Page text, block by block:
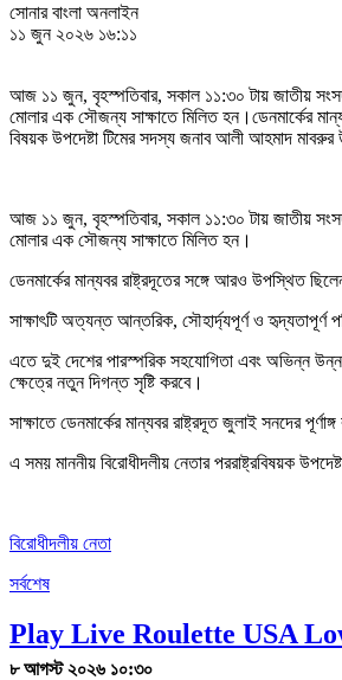
সোনার বাংলা অনলাইন
১১ জুন ২০২৬ ১৬:১১
আজ ১১ জুন, বৃহস্পতিবার, সকাল ১১:৩০ টায় জাতীয় সংসদ
মোলার এক সৌজন্য সাক্ষাতে মিলিত হন।ডেনমার্কের
বিষয়ক উপদেষ্টা টিমের সদস্য জনাব আলী আহমাদ
আজ ১১ জুন, বৃহস্পতিবার, সকাল ১১:৩০ টায় জাতীয় সংসদ
মোলার এক সৌজন্য সাক্ষাতে মিলিত হন।
ডেনমার্কের মান্যবর রাষ্ট্রদূতের সঙ্গে আরও উপস্থিত
সাক্ষাৎটি অত্যন্ত আন্তরিক, সৌহার্দ্যপূর্ণ ও হৃদ্যতাপূর্ণ
এতে দুই দেশের পারস্পরিক সহযোগিতা এবং অভিন্ন
ক্ষেত্রে নতুন দিগন্ত সৃষ্টি করবে।
সাক্ষাতে ডেনমার্কের মান্যবর রাষ্ট্রদূত জুলাই সনদের
এ সময় মাননীয় বিরোধীদলীয় নেতার পররাষ্ট্রবিষয়ক
বিরোধীদলীয় নেতা
সর্বশেষ
Play Live Roulette USA
৮ আগস্ট ২০২৬ ১০:৩০